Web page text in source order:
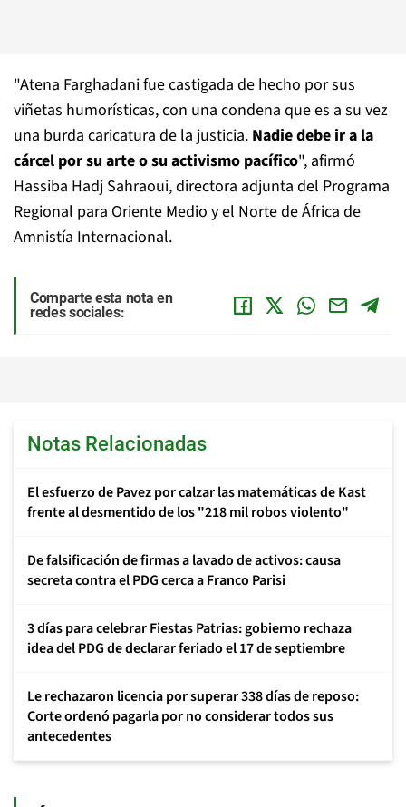
"Atena Farghadani fue castigada de hecho por sus
viñetas humorísticas, con una condena que es a su vez
una burda caricatura de la justicia. Nadie debe ir a la
cárcel por su arte o su activismo pacífico", afirmó
Hassiba Hadj Sahraoui, directora adjunta del Programa
Regional para Oriente Medio y el Norte de África de
Amnistía Internacional.
Comparte esta nota en
redes sociales:
Notas Relacionadas
El esfuerzo de Pavez por calzar las matemáticas de Kast
frente al desmentido de los "218 mil robos violento"
De falsificación de firmas a lavado de activos: causa
secreta contra el PDG cerca a Franco Parisi
3 días para celebrar Fiestas Patrias: gobierno rechaza
idea del PDG de declarar feriado el 17 de septiembre
Le rechazaron licencia por superar 338 días de reposo:
Corte ordenó pagarla por no considerar todos sus
antecedentes